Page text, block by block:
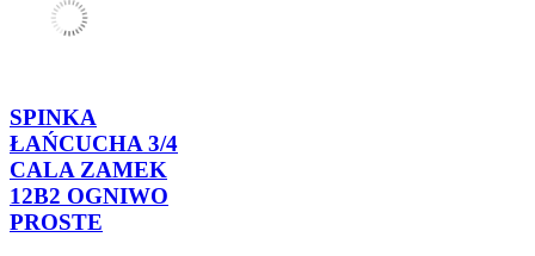
SPINKA
ŁAŃCUCHA 3/4
CALA ZAMEK
12B2 OGNIWO
PROSTE